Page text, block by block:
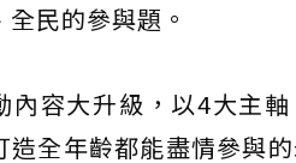
民的參與題。
內容大升級，以4大主軸
造全年齡都能盡情參與